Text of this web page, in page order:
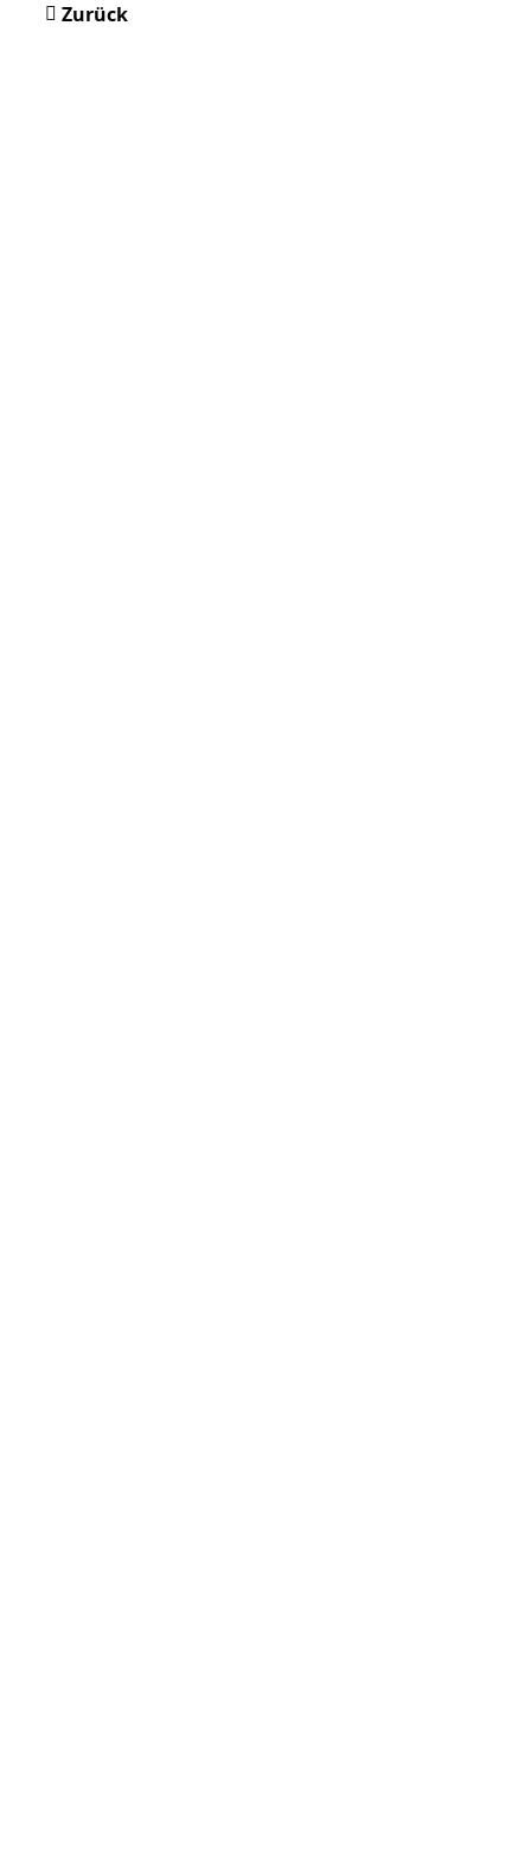
Zurück